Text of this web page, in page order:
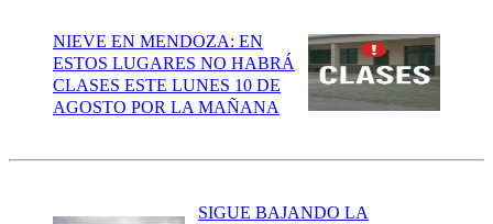
NIEVE EN MENDOZA: EN
ESTOS LUGARES NO HABRÁ
CLASES ESTE LUNES 10 DE
AGOSTO POR LA MAÑANA
SIGUE BAJANDO LA